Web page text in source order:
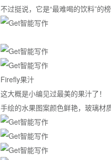
不过挺说，它是“最难喝的饮料”的
Firefly果汁
这大概是小编见过最美的果汁了！
手绘的水果图案颜色鲜艳，玻璃材